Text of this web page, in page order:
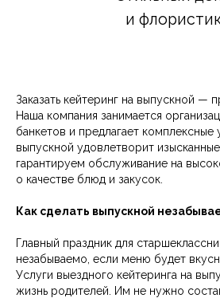
Заказать кейтеринг на выпускной —
Наша компания занимается
банкетов и предлагает
выпускной удовлетворит
гарантируем обслуживание на
о качестве блюд и закусок.
Как сделать выпускной
Главный праздник для
незабываемо, если меню будет
Услуги выездного кейтеринга на
жизнь родителей. Им не нужно